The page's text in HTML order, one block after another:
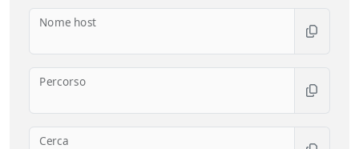
Nome host
Percorso
Cerca